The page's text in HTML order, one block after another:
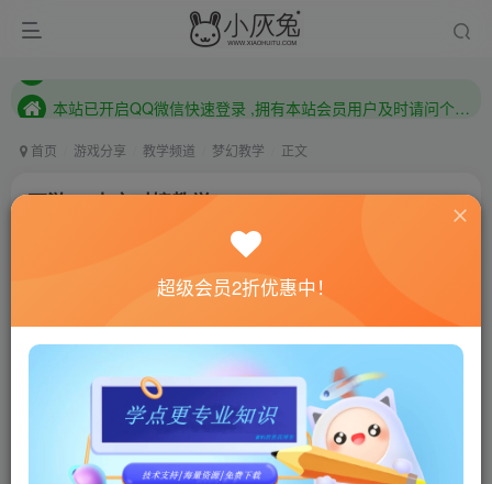
本站已开启QQ微信快速登录 ,拥有本站会员用户及时请问个人中心绑定！
首页 游戏分享 教学频道 梦幻教学 正文
西游H5内充对接教学
联网教程： 内附教程
单机教程： 内附教程
不懂的话联系客服！！！
超级会员2折优惠中！